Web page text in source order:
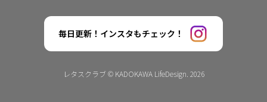
毎日更新！インスタもチェック！
レタスクラブ © KADOKAWA LifeDesign. 2026